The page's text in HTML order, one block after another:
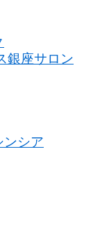
銀座サロン
ンシア